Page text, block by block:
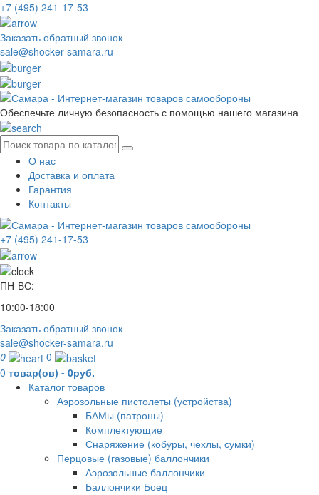
+7 (495) 241-17-53
Заказать обратный звонок
sale@shocker-samara.ru
Обеспечьте личную безопасность с помощью нашего магазина
О нас
Доставка и оплата
Гарантия
Контакты
+7 (495) 241-17-53
ПН-ВС:
10:00-18:00
Заказать обратный звонок
sale@shocker-samara.ru
0
0
0 товар(ов) - 0руб.
Каталог товаров
Аэрозольные пистолеты (устройства)
БАМы (патроны)
Комплектующие
Снаряжение (кобуры, чехлы, сумки)
Перцовые (газовые) баллончики
Аэрозольные баллончики
Баллончики Боец